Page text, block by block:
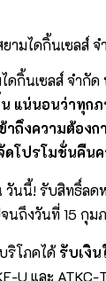
ามไดกิ้นเซลส์
กิ้นเซลส์ จำกัด
น แน่นอนว่าทุก
ถึงความต้อง
โปรโมชั่นคืน
นนี้! รับสิทธิ์ล
นถึงวันที่ 15 กุ
ริโภคได้ รับเงิน
U และ